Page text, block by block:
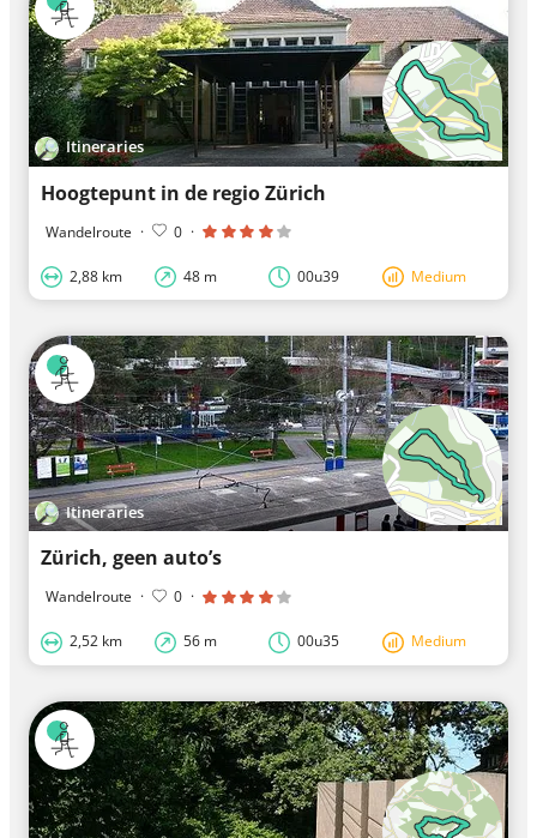
Itineraries
Hoogtepunt in de regio Zürich
Wandelroute · 0 ·
2,88 km 48 m 00u39 Medium
Itineraries
Zürich, geen auto’s
Wandelroute · 0 ·
2,52 km 56 m 00u35 Medium